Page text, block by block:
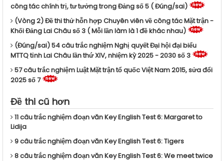
công tác chính trị, tư tưởng trong Đảng số 5 ( Đúng/sai)
(Vòng 2) Đề thi thử hỗn hợp Chuyên viên về công tác Mặt trận -
Khối Đảng Lai Châu số 3 ( Mỗi lần làm là 1 đề khác nhau)
(Đúng/sai) 54 câu trắc nghiệm Nghị quyết Đại hội đại biểu
MTTQ tỉnh Lai Châu lần thứ XIV, nhiệm kỳ 2025 - 2030 số 3
57 câu trắc nghiệm Luật Mặt trận tổ quốc Việt Nam 2015, sửa đổi
2025 số 7
Đề thi cũ hơn
11 câu trắc nghiệm đoạn văn Key English Test 6: Margaret to
Lidija
9 câu trắc nghiệm đoạn văn Key English Test 6: Tigers
8 câu trắc nghiệm đoạn văn Key English Test 6: We meet twice